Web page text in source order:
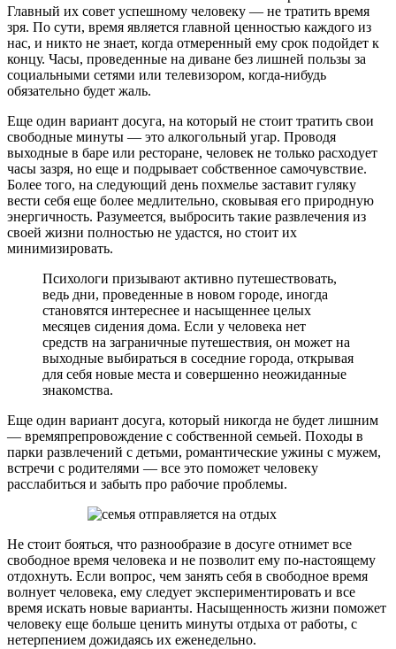
Главный их совет успешному человеку — не тратить время
зря. По сути, время является главной ценностью каждого из
нас, и никто не знает, когда отмеренный ему срок подойдет к
концу. Часы, проведенные на диване без лишней пользы за
социальными сетями или телевизором, когда-нибудь
обязательно будет жаль.
Еще один вариант досуга, на который не стоит тратить свои
свободные минуты — это алкогольный угар. Проводя
выходные в баре или ресторане, человек не только расходует
часы зазря, но еще и подрывает собственное самочувствие.
Более того, на следующий день похмелье заставит гуляку
вести себя еще более медлительно, сковывая его природную
энергичность. Разумеется, выбросить такие развлечения из
своей жизни полностью не удастся, но стоит их
минимизировать.
Психологи призывают активно путешествовать,
ведь дни, проведенные в новом городе, иногда
становятся интереснее и насыщеннее целых
месяцев сидения дома. Если у человека нет
средств на заграничные путешествия, он может на
выходные выбираться в соседние города, открывая
для себя новые места и совершенно неожиданные
знакомства.
Еще один вариант досуга, который никогда не будет лишним
— времяпрепровождение с собственной семьей. Походы в
парки развлечений с детьми, романтические ужины с мужем,
встречи с родителями — все это поможет человеку
расслабиться и забыть про рабочие проблемы.
Не стоит бояться, что разнообразие в досуге отнимет все
свободное время человека и не позволит ему по-настоящему
отдохнуть. Если вопрос, чем занять себя в свободное время
волнует человека, ему следует экспериментировать и все
время искать новые варианты. Насыщенность жизни поможет
человеку еще больше ценить минуты отдыха от работы, с
нетерпением дожидаясь их еженедельно.